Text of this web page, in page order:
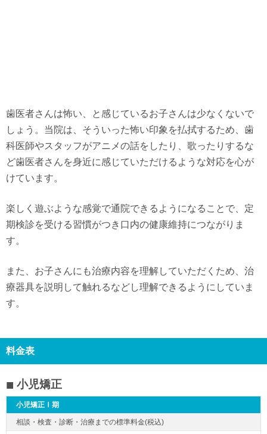
歯医者さんは怖い、と感じているお子さんは少なくないで
しょう。当院は、そういった怖い印象を払拭するため、歯
科医師やスタッフがアニメの話をしたり、歌ったりするな
ど歯医者さんを身近に感じていただけるような対応を心が
けています。
楽しく遊ぶような感覚で通院できるようになることで、定
期検診を受ける習慣がつき口内の健康維持につながりま
す。
また、お子さんにも治療内容を理解していただくため、治
療器具を説明して触れるなどし理解できるようにしていま
す。
料金表
小児矯正
小児矯正Ⅰ期